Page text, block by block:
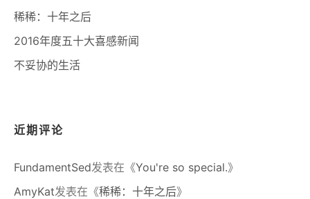
稀稀：十年之后
2016年度五十大喜感新闻
不妥协的生活
近期评论
FundamentSed发表在《You're so special.》
AmyKat发表在《稀稀：十年之后》